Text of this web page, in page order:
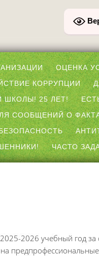
ОЦЕНКА
КОРРУПЦИИ
ШКОЛЫ! 25 ЛЕТ!
СООБЩЕНИЙ О
ЧАСТО
2026 учебный год за